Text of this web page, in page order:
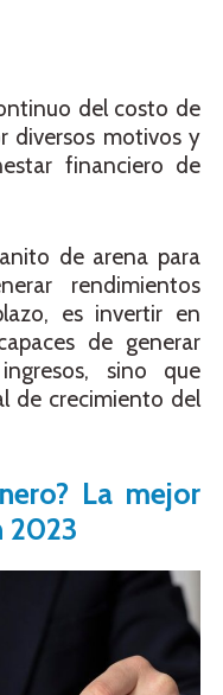
del costo de
diversos motivos y
financiero de
de arena para
rendimientos
es invertir en
de generar
sino que
de crecimiento del
La mejor
2023